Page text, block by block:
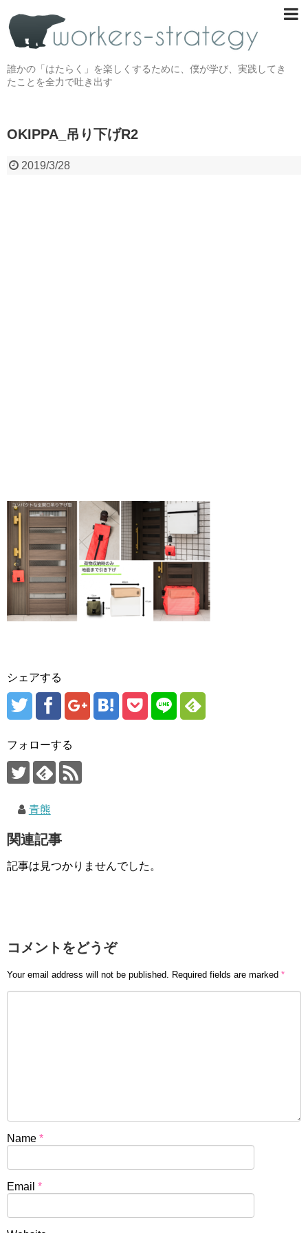
誰かの「はたらく」を楽しくするために、僕が学び、実践してき
たことを全力で吐き出す
OKIPPA_吊り下げR2
2019/3/28
シェアする
フォローする
青熊
関連記事
記事は見つかりませんでした。
コメントをどうぞ
Your email address will not be published. Required fields are marked *
Name *
Email *